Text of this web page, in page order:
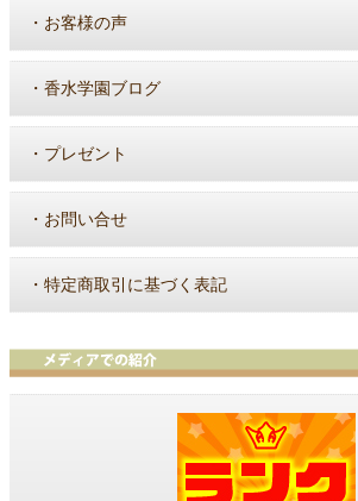
・ お客様の声
・ 香水学園ブログ
・ プレゼント
・ お問い合せ
・ 特定商取引に基づく表記